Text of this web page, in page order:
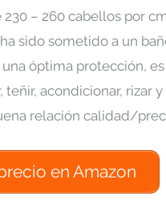
– 260 cabellos por
sido sometido a un
óptima protección,
acondicionar, rizar
relación calidad/
en Amazon